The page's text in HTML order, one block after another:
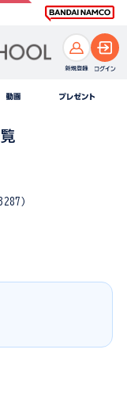
）